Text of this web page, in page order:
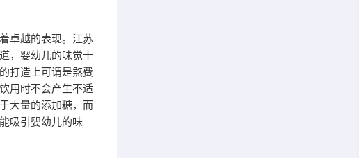
卓越的表现。江苏
，婴幼儿的味觉十
打造上可谓是煞费
用时不会产生不适
大量的添加糖，而
吸引婴幼儿的味